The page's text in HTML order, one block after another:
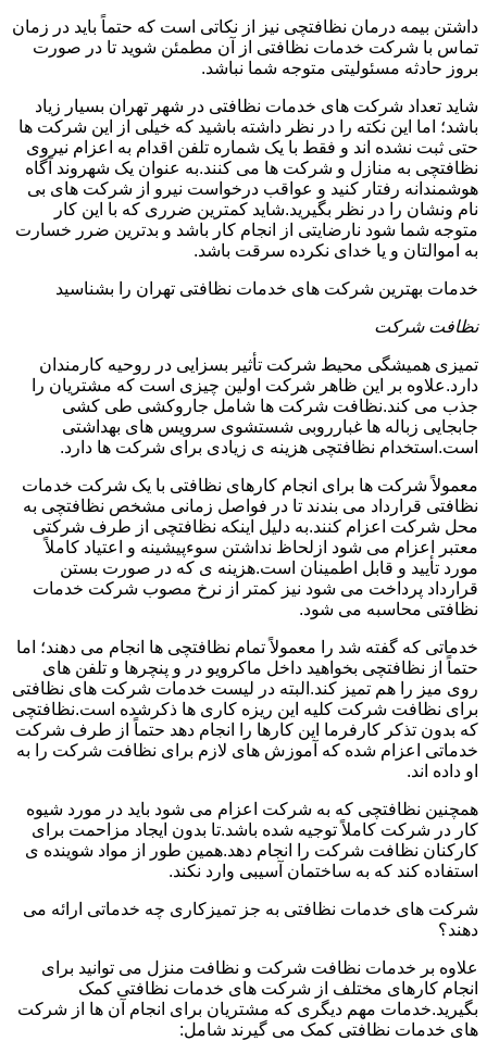
داشتن بیمه درمان نظافتچی نیز از نکاتی است که حتماً باید در زمان
تماس با شرکت خدمات نظافتی از آن مطمئن شوید تا در صورت
بروز حادثه مسئولیتی متوجه شما نباشد.
شاید تعداد شرکت های خدمات نظافتی در شهر تهران بسیار زیاد
باشد؛ اما این نکته را در نظر داشته باشید که خیلی از این شرکت ها
حتی ثبت نشده اند و فقط با یک شماره تلفن اقدام به اعزام نیروی
نظافتچی به منازل و شرکت ها می کنند.به عنوان یک شهروند آگاه
هوشمندانه رفتار کنید و عواقب درخواست نیرو از شرکت های بی
نام ونشان را در نظر بگیرید.شاید کمترین ضرری که با این کار
متوجه شما شود نارضایتی از انجام کار باشد و بدترین ضرر خسارت
به اموالتان و یا خدای نکرده سرقت باشد.
خدمات بهترین شرکت های خدمات نظافتی تهران را بشناسید
نظافت شرکت
تمیزی همیشگی محیط شرکت تأثیر بسزایی در روحیه کارمندان
دارد.علاوه بر این ظاهر شرکت اولین چیزی است که مشتریان را
جذب می کند.نظافت شرکت ها شامل جاروکشی طی کشی
جابجایی زباله ها غبارروبی شستشوی سرویس های بهداشتی
است.استخدام نظافتچی هزینه ی زیادی برای شرکت ها دارد.
معمولاً شرکت ها برای انجام کارهای نظافتی با یک شرکت خدمات
نظافتی قرارداد می بندند تا در فواصل زمانی مشخص نظافتچی به
محل شرکت اعزام کنند.به دلیل اینکه نظافتچی از طرف شرکتی
معتبر اعزام می شود ازلحاظ نداشتن سوءپیشینه و اعتیاد کاملاً
مورد تأیید و قابل اطمینان است.هزینه ی که در صورت بستن
قرارداد پرداخت می شود نیز کمتر از نرخ مصوب شرکت خدمات
نظافتی محاسبه می شود.
خدماتی که گفته شد را معمولاً تمام نظافتچی ها انجام می دهند؛ اما
حتماً از نظافتچی بخواهید داخل ماکرویو در و پنچرها و تلفن های
روی میز را هم تمیز کند.البته در لیست خدمات شرکت های نظافتی
برای نظافت شرکت کلیه این ریزه کاری ها ذکرشده است.نظافتچی
که بدون تذکر کارفرما این کارها را انجام دهد حتماً از طرف شرکت
خدماتی اعزام شده که آموزش های لازم برای نظافت شرکت را به
او داده اند.
همچنین نظافتچی که به شرکت اعزام می شود باید در مورد شیوه
کار در شرکت کاملاً توجیه شده باشد.تا بدون ایجاد مزاحمت برای
کارکنان نظافت شرکت را انجام دهد.همین طور از مواد شوینده ی
استفاده کند که به ساختمان آسیبی وارد نکند.
شرکت های خدمات نظافتی به جز تمیزکاری چه خدماتی ارائه می
دهند؟
علاوه بر خدمات نظافت شرکت و نظافت منزل می توانید برای
انجام کارهای مختلف از شرکت های خدمات نظافتی کمک
بگیرید.خدمات مهم دیگری که مشتریان برای انجام آن ها از شرکت
های خدمات نظافتی کمک می گیرند شامل: